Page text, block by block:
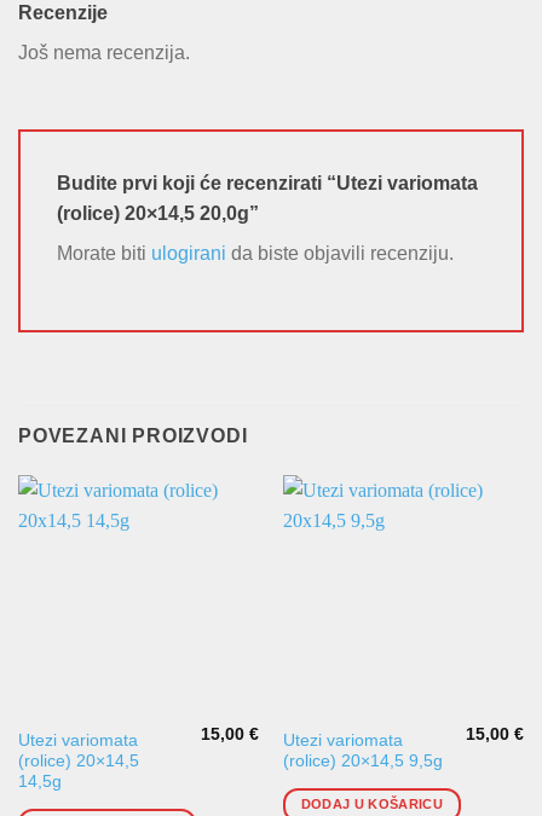
Recenzije
Još nema recenzija.
Budite prvi koji će recenzirati “Utezi variomata
(rolice) 20×14,5 20,0g”
Morate biti ulogirani da biste objavili recenziju.
POVEZANI PROIZVODI
Utezi variomata
(rolice) 20×14,5
14,5g
15,00€
Utezi variomata
(rolice) 20×14,5 9,5g
15,00€
DODAJ U KOŠARICU